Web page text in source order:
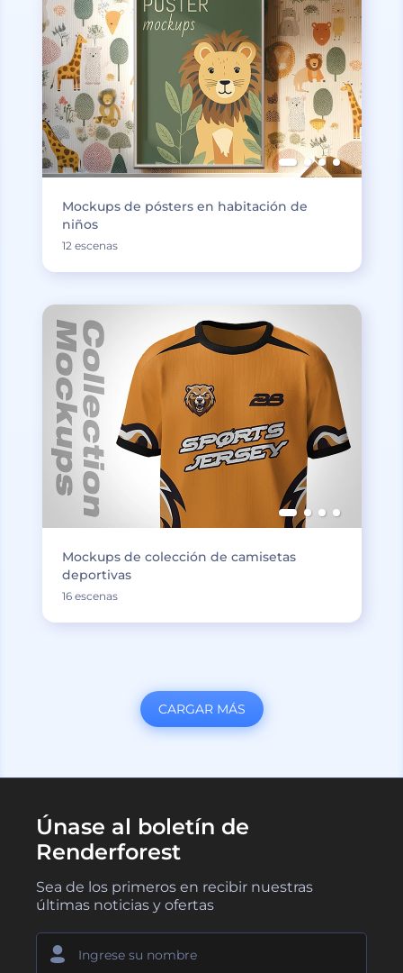
Mockups de pósters en habitación de
niños
12 escenas
Mockups de colección de camisetas
deportivas
16 escenas
CARGAR MÁS
Únase al boletín de
Renderforest
Sea de los primeros en recibir nuestras
últimas noticias y ofertas